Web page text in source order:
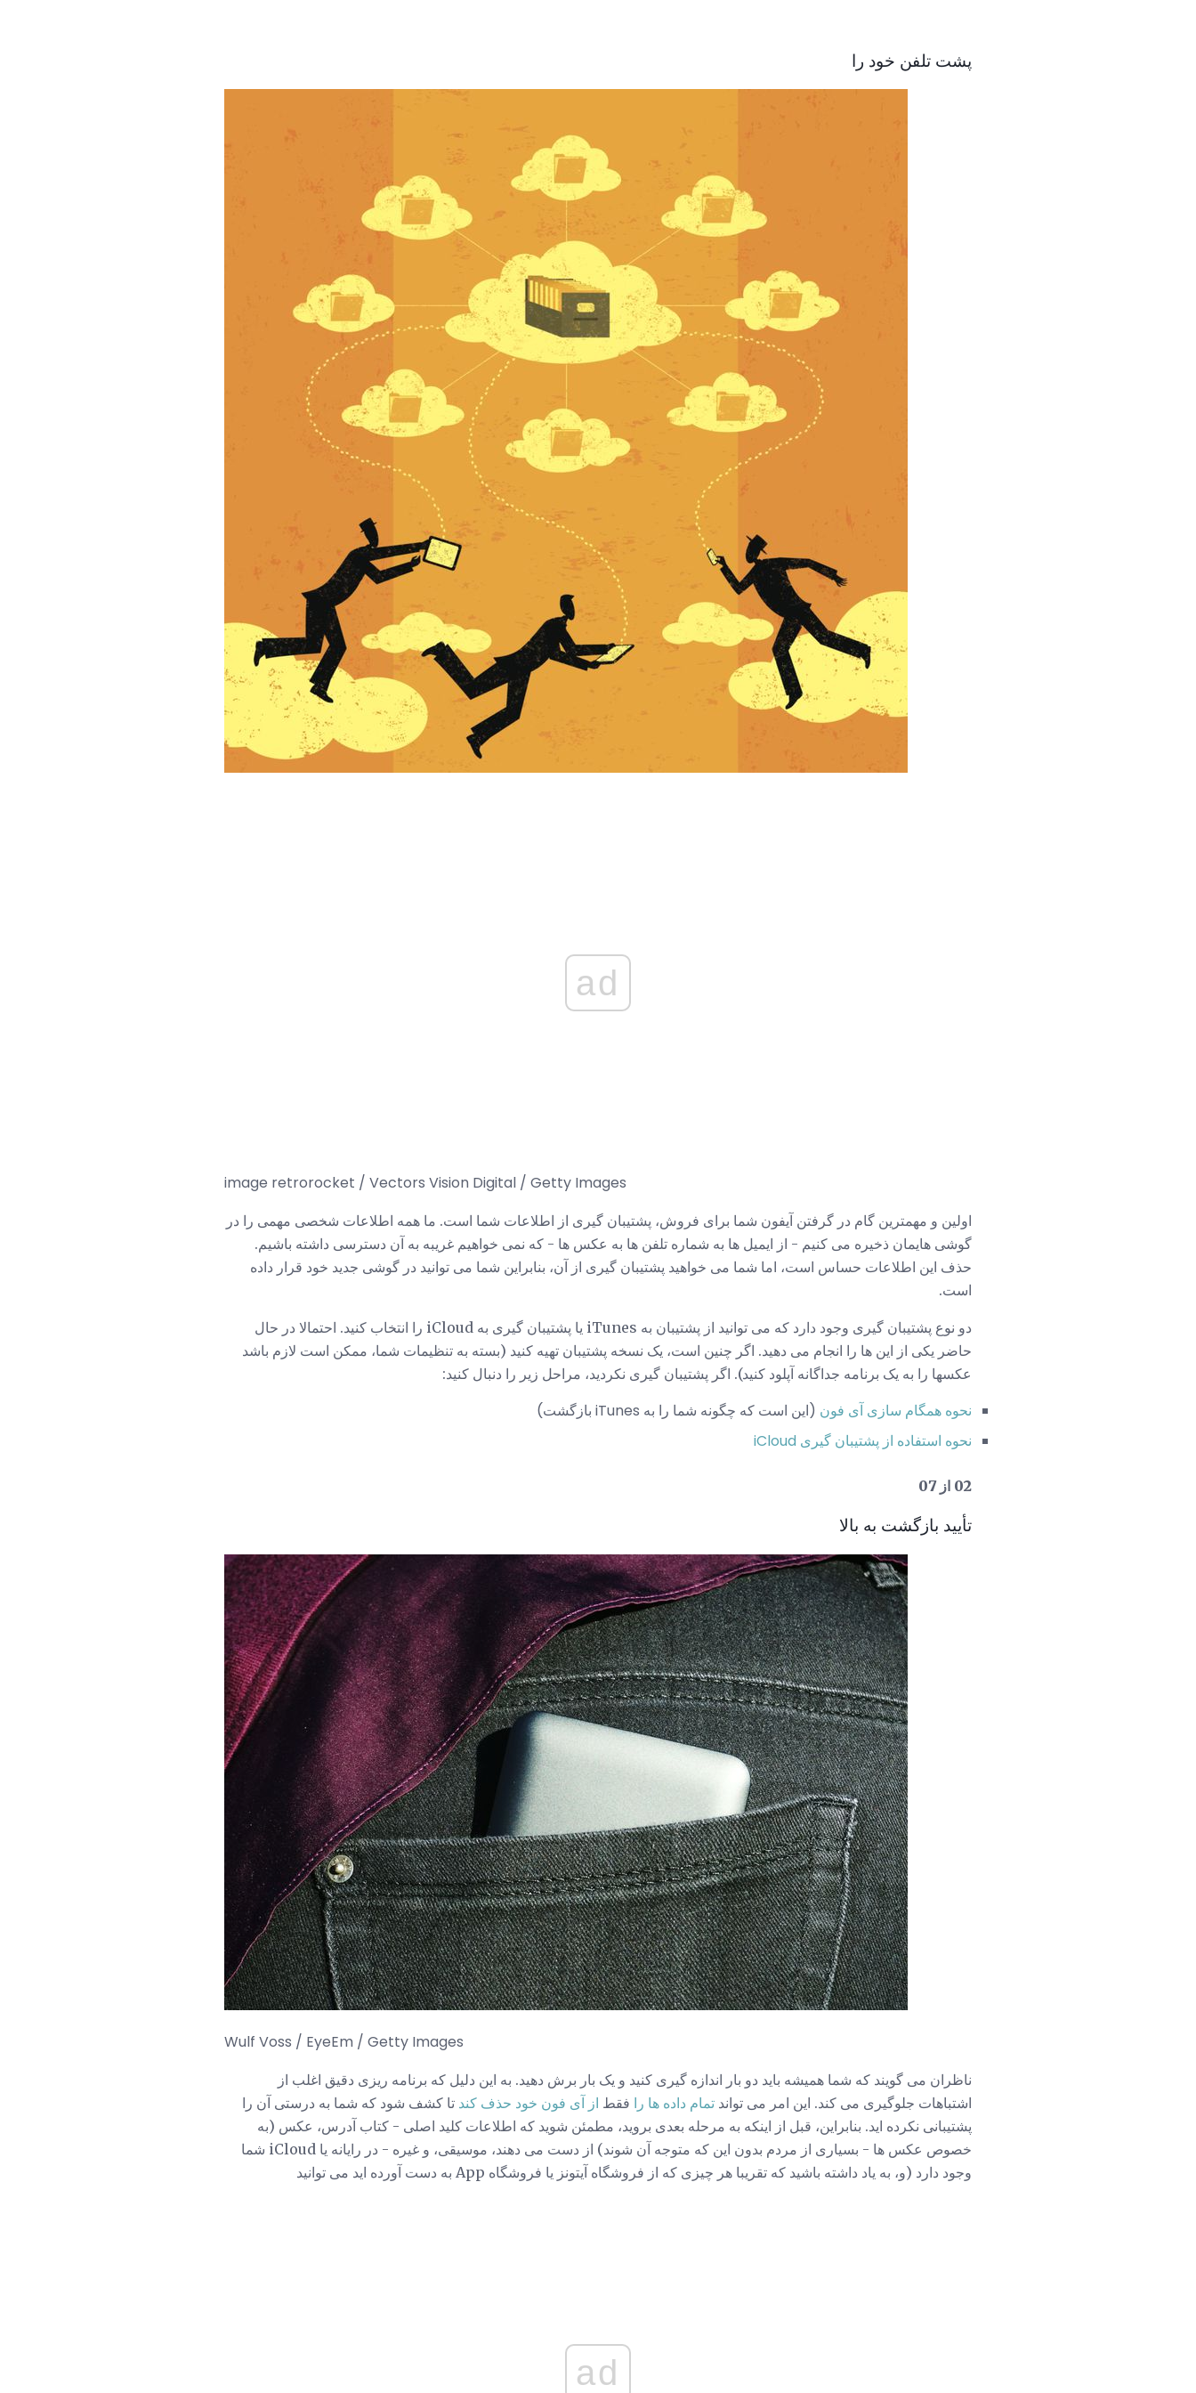
پشت تلفن خود را
ad
image retrorocket / Vectors Vision Digital / Getty Images
اولین و مهمترین گام در گرفتن آیفون شما برای فروش، پشتیبان گیری از اطلاعات شما است. ما همه اطلاعات شخصی مهمی را در
گوشی هایمان ذخیره می کنیم - از ایمیل ها به شماره تلفن ها به عکس ها - که نمی خواهیم غریبه به آن دسترسی داشته باشیم.
حذف این اطلاعات حساس است، اما شما می خواهید پشتیبان گیری از آن، بنابراین شما می توانید در گوشی جدید خود قرار داده
است.
دو نوع پشتیبان گیری وجود دارد که می توانید از پشتیبان به iTunes یا پشتیبان گیری به iCloud را انتخاب کنید. احتمالا در حال
حاضر یکی از این ها را انجام می دهید. اگر چنین است، یک نسخه پشتیبان تهیه کنید (بسته به تنظیمات شما، ممکن است لازم باشد
عکسها را به یک برنامه جداگانه آپلود کنید). اگر پشتیبان گیری نکردید، مراحل زیر را دنبال کنید:
نحوه همگام سازی آی فون (این است که چگونه شما را به iTunes بازگشت)
نحوه استفاده از پشتیبان گیری iCloud
02 از 07
تأیید بازگشت به بالا
Wulf Voss / EyeEm / Getty Images
ناظران می گویند که شما همیشه باید دو بار اندازه گیری کنید و یک بار برش دهید. به این دلیل که برنامه ریزی دقیق اغلب از
اشتباهات جلوگیری می کند. این امر می تواند تمام داده ها را فقط از آی فون خود حذف کند تا کشف شود که شما به درستی آن را
پشتیبانی نکرده اید. بنابراین، قبل از اینکه به مرحله بعدی بروید، مطمئن شوید که اطلاعات کلید اصلی - کتاب آدرس، عکس (به
خصوص عکس ها - بسیاری از مردم بدون این که متوجه آن شوند) از دست می دهند، موسیقی، و غیره - در رایانه یا iCloud شما
وجود دارد (و، به یاد داشته باشید که تقریبا هر چیزی که از فروشگاه آیتونز یا فروشگاه App به دست آورده اید می توانید
ad